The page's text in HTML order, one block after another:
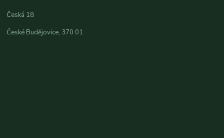
Česká 18
České Budějovice, 370 01